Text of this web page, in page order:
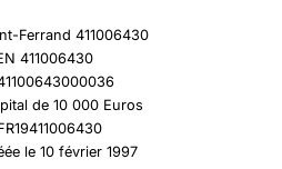
Ferrand 411006430
411006430
de 10 000 Euros
le 10 février 1997